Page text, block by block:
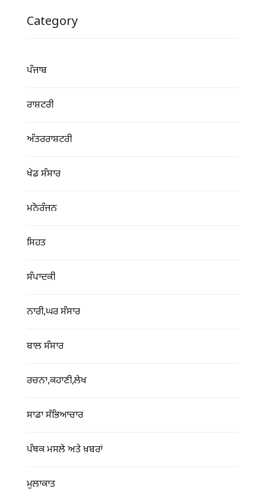
Category
ਪੰਜਾਬ
ਰਾਸ਼ਟਰੀ
ਅੰਤਰਰਾਸ਼ਟਰੀ
ਖੇਡ ਸੰਸਾਰ
ਮਨੋਰੰਜਨ
ਸਿਹਤ
ਸੰਪਾਦਕੀ
ਨਾਰੀ,ਘਰ ਸੰਸਾਰ
ਬਾਲ ਸੰਸਾਰ
ਰਚਨਾ,ਕਹਾਣੀ,ਲੇਖ
ਸਾਡਾ ਸੱਭਿਆਚਾਰ
ਪੰਥਕ ਮਸਲੇ ਅਤੇ ਖ਼ਬਰਾਂ
ਮੁਲਾਕਾਤ